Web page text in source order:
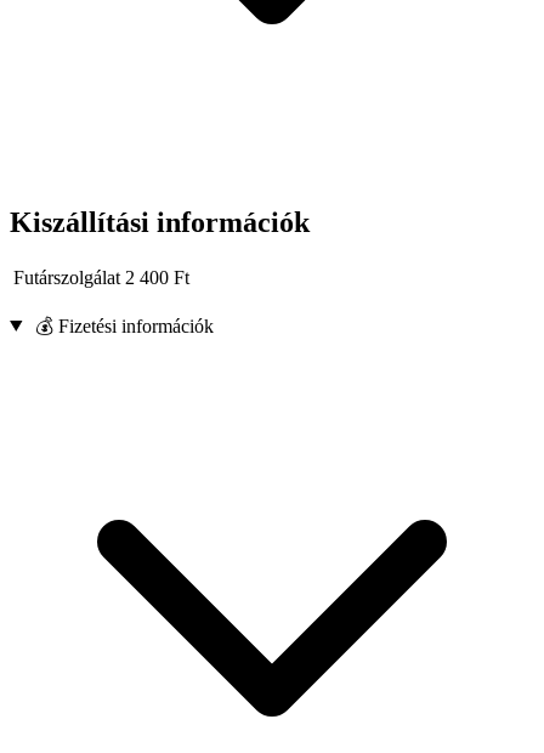
Kiszállítási információk
Futárszolgálat 2 400 Ft
💰 Fizetési információk